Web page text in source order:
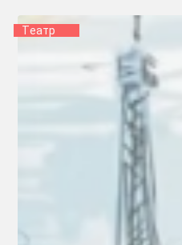
Tеатр